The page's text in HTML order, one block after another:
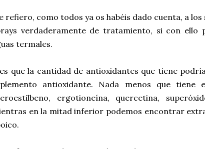
refiero, como todos ya os habéis dado cuenta, a los
verdaderamente de tratamiento, si con ello
termales.
que la cantidad de antioxidantes que tiene
antioxidante. Nada menos que
ergotioneína, quercetina,
en la mitad inferior podemos encontrar